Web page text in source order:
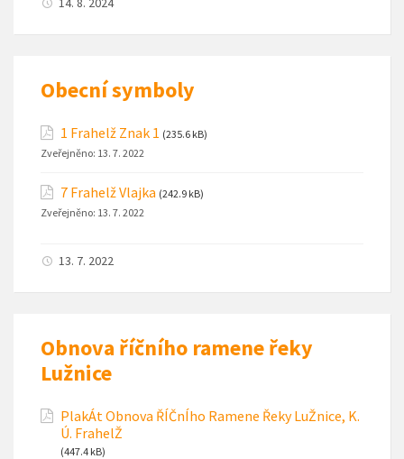
Obecní symboly
1 Frahelž Znak 1 (235.6 kB)
Zveřejněno: 13. 7. 2022
7 Frahelž Vlajka (242.9 kB)
Zveřejněno: 13. 7. 2022
13. 7. 2022
Obnova říčního ramene řeky
Lužnice
PlakÁt Obnova ŘÍČnÍho Ramene Řeky LuŽnice, K.
Ú. FrahelŽ
(447.4 kB)